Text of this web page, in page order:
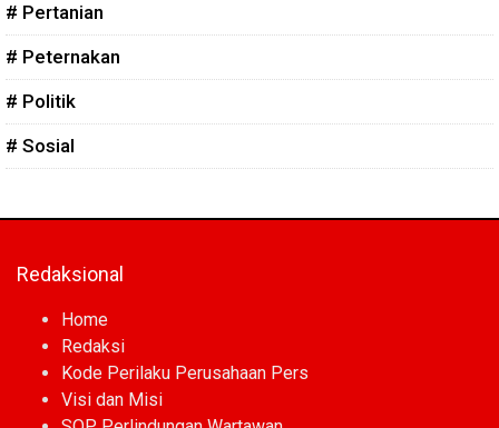
# Pertanian
# Peternakan
# Politik
# Sosial
Redaksional
Home
Redaksi
Kode Perilaku Perusahaan Pers
Visi dan Misi